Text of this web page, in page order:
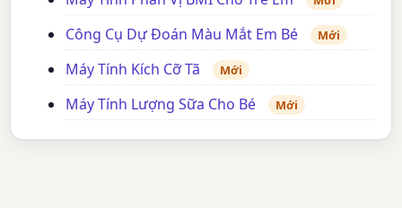
Công Cụ Dự Đoán Màu Mắt Em Bé Mới
Máy Tính Kích Cỡ Tã Mới
Máy Tính Lượng Sữa Cho Bé Mới